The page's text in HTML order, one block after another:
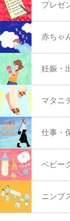
プレゼ
赤ちゃ
妊娠・
マタニ
仕事・
ベビー
ニンプ